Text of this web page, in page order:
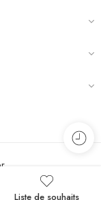
Liste de souhaits